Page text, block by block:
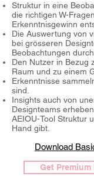
Struktur in eine
die richtigen W-
Erkenntnisgewinn
Die Auswertung von
bei grösseren
Beobachtungen
Den Nutzer in Bezug
Raum und zu einem
Erkenntnisse
sind.
Insights auch von
Designteams
AEIOU-Tool Struktur
Hand gibt.
Download
Get Premium